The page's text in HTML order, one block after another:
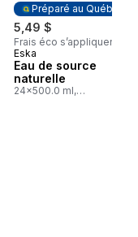
Préparé au Québec
5,49 $
Frais éco s’appliquent
Préparé au Québec
Eska
Eau de source
naturelle
24x500.0 ml,